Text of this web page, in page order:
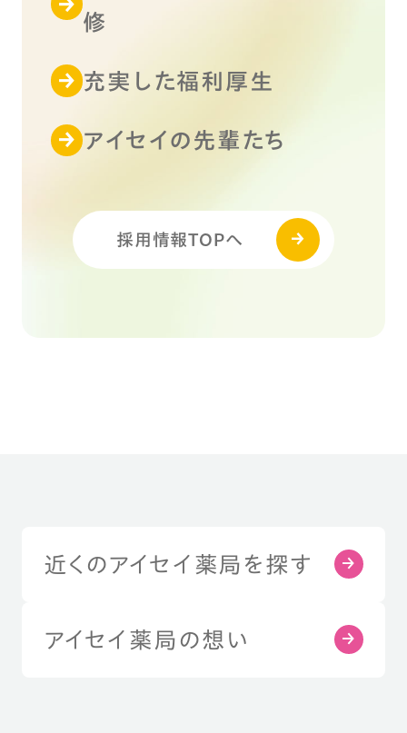
修
充実した福利厚生
アイセイの先輩たち
採用情報TOPへ
近くのアイセイ薬局を探す
アイセイ薬局の想い